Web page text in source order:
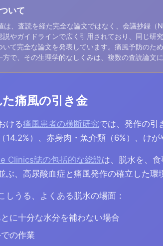
いて
は、査読を経た完全な論文ではなく、会議抄録（
説やガイドラインで広く引用されており、同じ
いて完全な論文を発表しています。痛風予防のた
方で、その生理学的なしくみは、複数の査読論文
痛風の引き金
ける痛風患者の横断研究では、発作の引
14.2%）、赤身肉・魚介類（6%）、け
Clinics誌の包括的な総説は、脱水を、
ぶ、高尿酸血症と痛風発作の確立した環
しうる、よくある脱水の場面：
に十分な水分を補わない場合
の作業